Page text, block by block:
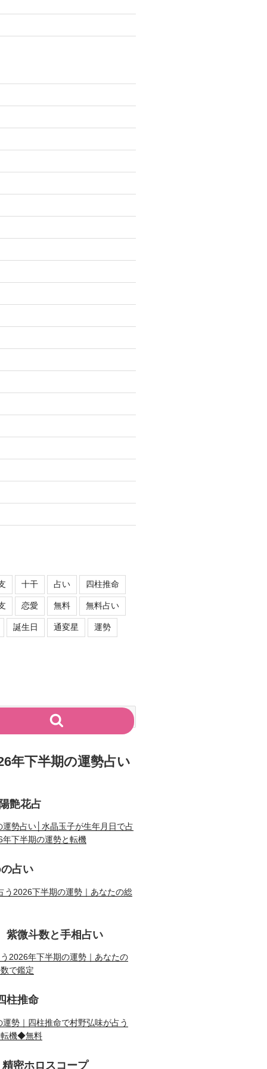
十干 占い 四柱推命
恋愛 無料 無料占い
誕生日 通変星 運勢
索
年下半期の運勢占い
艶花占
勢占い│水晶玉子が生年月日で占
下半期の運勢と転機
占い
う2026下半期の運勢｜あなたの総
微斗数と手相占い
2026年下半期の運勢｜あなたの
で鑑定
柱推命
勢｜四柱推命で村野弘味が占う
転機◆無料
密ホロスコープ